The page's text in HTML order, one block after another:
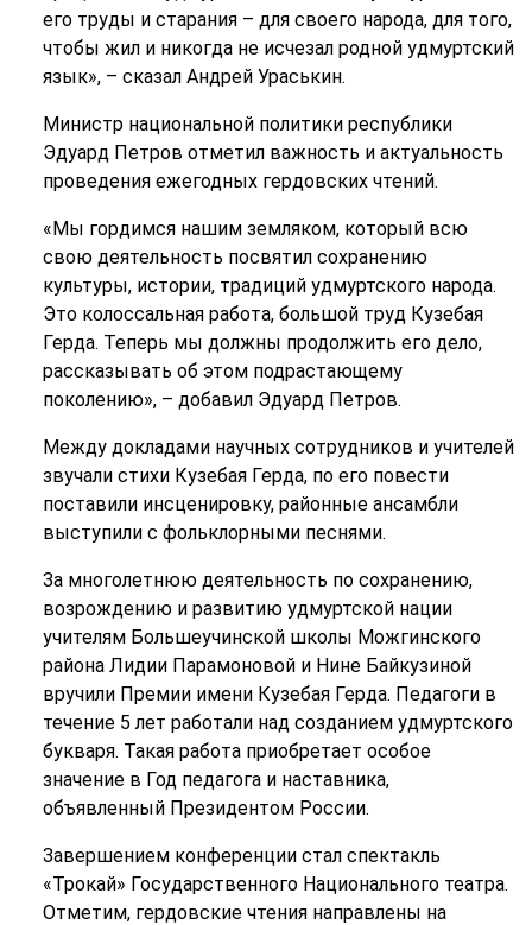
его труды и старания – для своего народа, для того,
чтобы жил и никогда не исчезал родной удмуртский
язык», – сказал Андрей Ураськин.
Министр национальной политики республики
Эдуард Петров отметил важность и актуальность
проведения ежегодных гердовских чтений.
«Мы гордимся нашим земляком, который всю
свою деятельность посвятил сохранению
культуры, истории, традиций удмуртского народа.
Это колоссальная работа, большой труд Кузебая
Герда. Теперь мы должны продолжить его дело,
рассказывать об этом подрастающему
поколению», – добавил Эдуард Петров.
Между докладами научных сотрудников и учителей
звучали стихи Кузебая Герда, по его повести
поставили инсценировку, районные ансамбли
выступили с фольклорными песнями.
За многолетнюю деятельность по сохранению,
возрождению и развитию удмуртской нации
учителям Большеучинской школы Можгинского
района Лидии Парамоновой и Нине Байкузиной
вручили Премии имени Кузебая Герда. Педагоги в
течение 5 лет работали над созданием удмуртского
букваря. Такая работа приобретает особое
значение в Год педагога и наставника,
объявленный Президентом России.
Завершением конференции стал спектакль
«Трокай» Государственного Национального театра.
Отметим, гердовские чтения направлены на